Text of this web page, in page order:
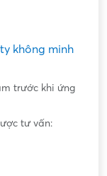
không minh
trước khi ứng
tư vấn: